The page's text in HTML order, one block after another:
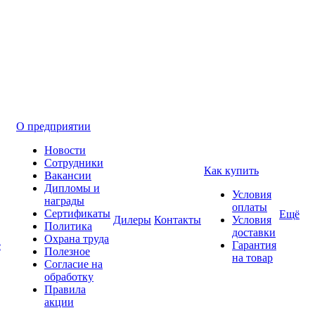
О предприятии
Новости
Сотрудники
Вакансии
Дипломы и
награды
Сертификаты
Политика
Охрана труда
Полезное
Согласие на
обработку
Правила
акции
Дилеры Контакты
Как купить
Условия
оплаты
Условия
доставки
Гарантия
на товар
Ещё